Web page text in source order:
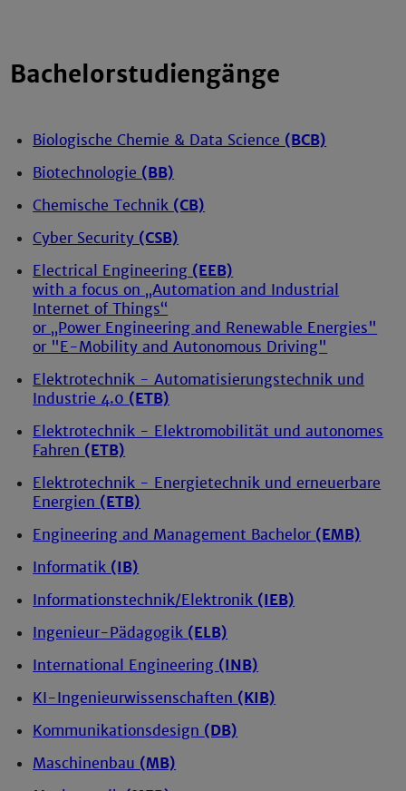
Bachelorstudiengänge
Biologische Chemie & Data Science (BCB)
Biotechnologie (BB)
Chemische Technik (CB)
Cyber Security (CSB)
Electrical Engineering (EEB)
with a focus on „Automation and Industrial
Internet of Things“
or „Power Engineering and Renewable Energies"
or "E-Mobility and Autonomous Driving"
Elektrotechnik - Automatisierungstechnik und
Industrie 4.0 (ETB)
Elektrotechnik - Elektromobilität und autonomes
Fahren (ETB)
Elektrotechnik - Energietechnik und erneuerbare
Energien (ETB)
Engineering and Management Bachelor (EMB)
Informatik (IB)
Informationstechnik/Elektronik (IEB)
Ingenieur-Pädagogik (ELB)
International Engineering (INB)
KI-Ingenieurwissenschaften (KIB)
Kommunikationsdesign (DB)
Maschinenbau (MB)